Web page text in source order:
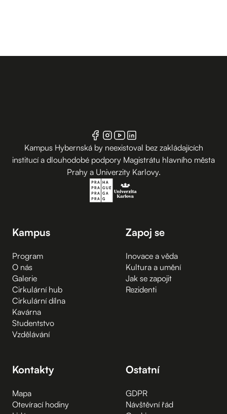
Kampus Hybernská by neexistoval bez zakládajících
institucí a dlouhodobé podpory Magistrátu hlavního města
Prahy a Univerzity Karlovy.
Kampus
Program
O nás
Galerie
Cirkulární hub
Cirkulární dílna
Kavárna
Studentstvo
Vzdělávání
Zapoj se
Inovace a věda
Kultura a umění
Jak se zapojit
Rezidenti
Kontakty
Mapa
Otevírací hodiny
Ostatní
GDPR
Návštěvní řád